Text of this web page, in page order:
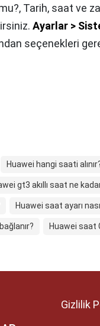
Tarih, saat ve
Ayarlar >
seçenekleri
Huawei hangi saati
gt3 akıllı saat ne
Huawei saat ayarı
Huawei saat
Gizlilik